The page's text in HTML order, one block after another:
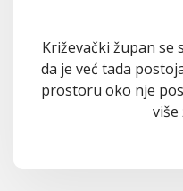
Križevački župan se
da je već tada
prostoru oko nje
više